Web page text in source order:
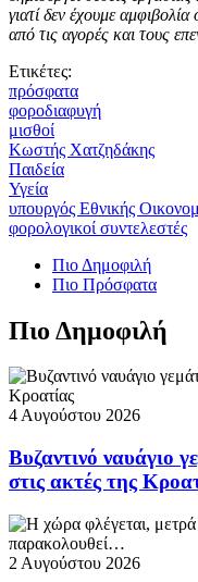
γιατί δεν έχουμε
από τις αγορές και τους
Ετικέτες:
πρόσφατα
φοροδιαφυγή
μισθοί
Kωστής Χατζηδάκης
Παιδεία
Υγεία
υπουργός Εθνικής
φορολογικοί συντελεστές
Πιο Δημοφιλή
Πιο Πρόσφατα
Πιο Δημοφιλή
4 Αυγούστου 2026
Βυζαντινό ναυάγιο
στις ακτές της
2 Αυγούστου 2026